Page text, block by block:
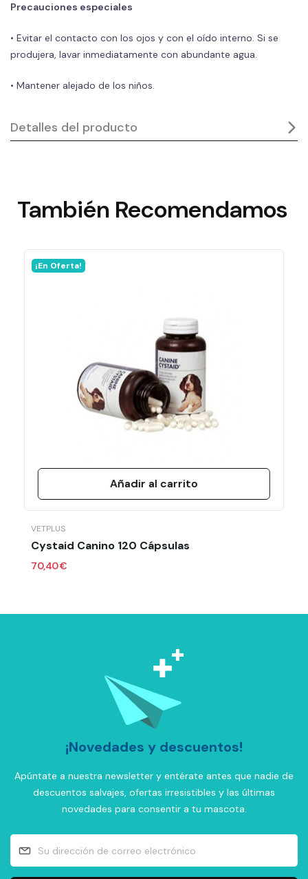
Precauciones especiales
• Evitar el contacto con los ojos y con el oído interno. Si se
produjera, lavar inmediatamente con abundante agua.
• Mantener alejado de los niños.
Detalles del producto
Calier
70 Ml
También Recomendamos
Añadir al carrito
¡En Oferta!
VETPLUS
Cystaid Canino 120 Cápsulas
70,40 €
¡Novedades y descuentos!
Apúntate a nuestra newsletter y entérate antes que nadie de
descuentos salvajes, ofertas irresistibles y las últimas
novedades para consentir a tu mascota.